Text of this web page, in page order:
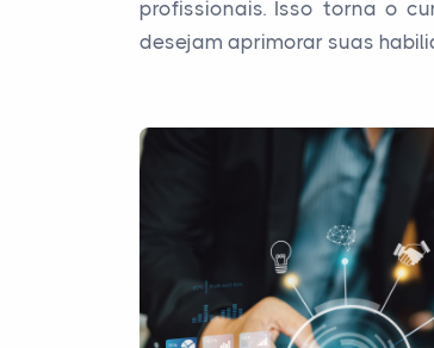
profissionais. Isso torna o
desejam aprimorar suas